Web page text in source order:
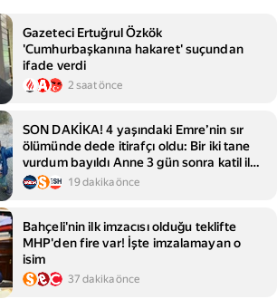
Gazeteci Ertuğrul Özkök
'Cumhurbaşkanına hakaret' suçundan
ifade verdi
2 saat önce
SON DAKİKA! 4 yaşındaki Emre’nin sır
ölümünde dede itirafçı oldu: Bir iki tane
vurdum bayıldı Anne 3 gün sonra katil ile
evlenmiş...19 dakika önce
Bahçeli'nin ilk imzacısı olduğu teklifte
MHP'den fire var! İşte imzalamayan o
isim
37 dakika önce